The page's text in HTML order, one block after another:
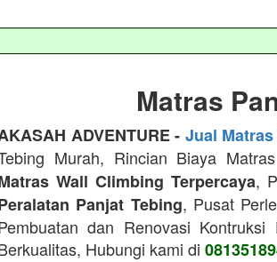
Matras
ADVENTURE - Jual
Murah, Rincian Biaya
Wall Climbing Terpercaya,
Panjat Tebing, Pusat
dan Renovasi
Hubungi kami di